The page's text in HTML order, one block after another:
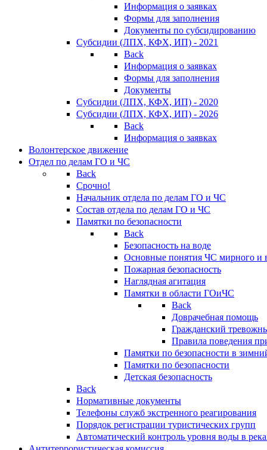
Информация о заявках
Формы для заполнения
Документы по субсидированию
Субсидии (ЛПХ, КФХ, ИП) - 2021
Back
Информация о заявках
Формы для заполнения
Документы
Субсидии (ЛПХ, КФХ, ИП) - 2020
Субсидии (ЛПХ, КФХ, ИП) - 2026
Back
Информация о заявках
Волонтерское движение
Отдел по делам ГО и ЧС
Back
Срочно!
Начальник отдела по делам ГО и ЧС
Состав отдела по делам ГО и ЧС
Памятки по безопасности
Back
Безопасность на воде
Основные понятия ЧС мирного и
Пожарная безопасность
Наглядная агитация
Памятки в области ГОиЧС
Back
Доврачебная помощь
Гражданский
Правила поведения
Памятки по безопасности в
Памятки по безопасности
Детская безопасность
Back
Нормативные документы
Телефоны служб экстренного реагирования
Порядок регистрации туристических групп
Автоматический контроль уровня воды в